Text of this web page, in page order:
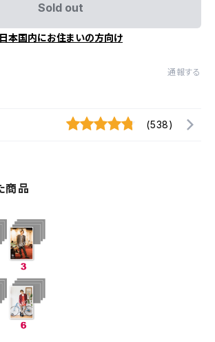
Sold out
日本国内にお住まいの方向け
通報する
(538)
商品